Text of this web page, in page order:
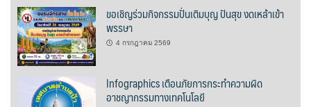
ก๋างโต้งคอฟฟี่รีสอร์ท
ชมพูภูคารีสอร์ท
ต้นแหลงโฮมสเตย์
ขอเชิญร่วมกิจกรรมปั่นเติมบุญ ปันสุข งดเหล้าเข้า
พรรษา
4 กรกฎาคม 2569
Infographics เตือนภัยการกระทำความผิด
อาชญากรรมทางเทคโนโลยี